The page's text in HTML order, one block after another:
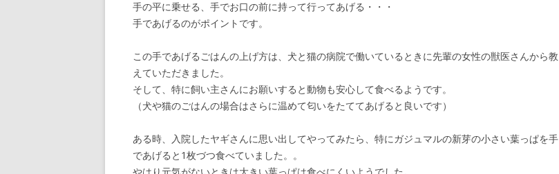
手の平に乗せる、手でお口の前に持って行ってあげる・・・
手であげるのがポイントです。
この手であげるごはんの上げ方は、犬と猫の病院で働いているときに先輩の女性の獣医さんから教
えていただきました。
そして、特に飼い主さんにお願いすると動物も安心して食べるようです。
（犬や猫のごはんの場合はさらに温めて匂いをたててあげると良いです）
ある時、入院したヤギさんに思い出してやってみたら、特にガジュマルの新芽の小さい葉っぱを手
であげると1枚づつ食べていました。。
やはり元気がないときは大きい葉っぱは食べにくいようでした。